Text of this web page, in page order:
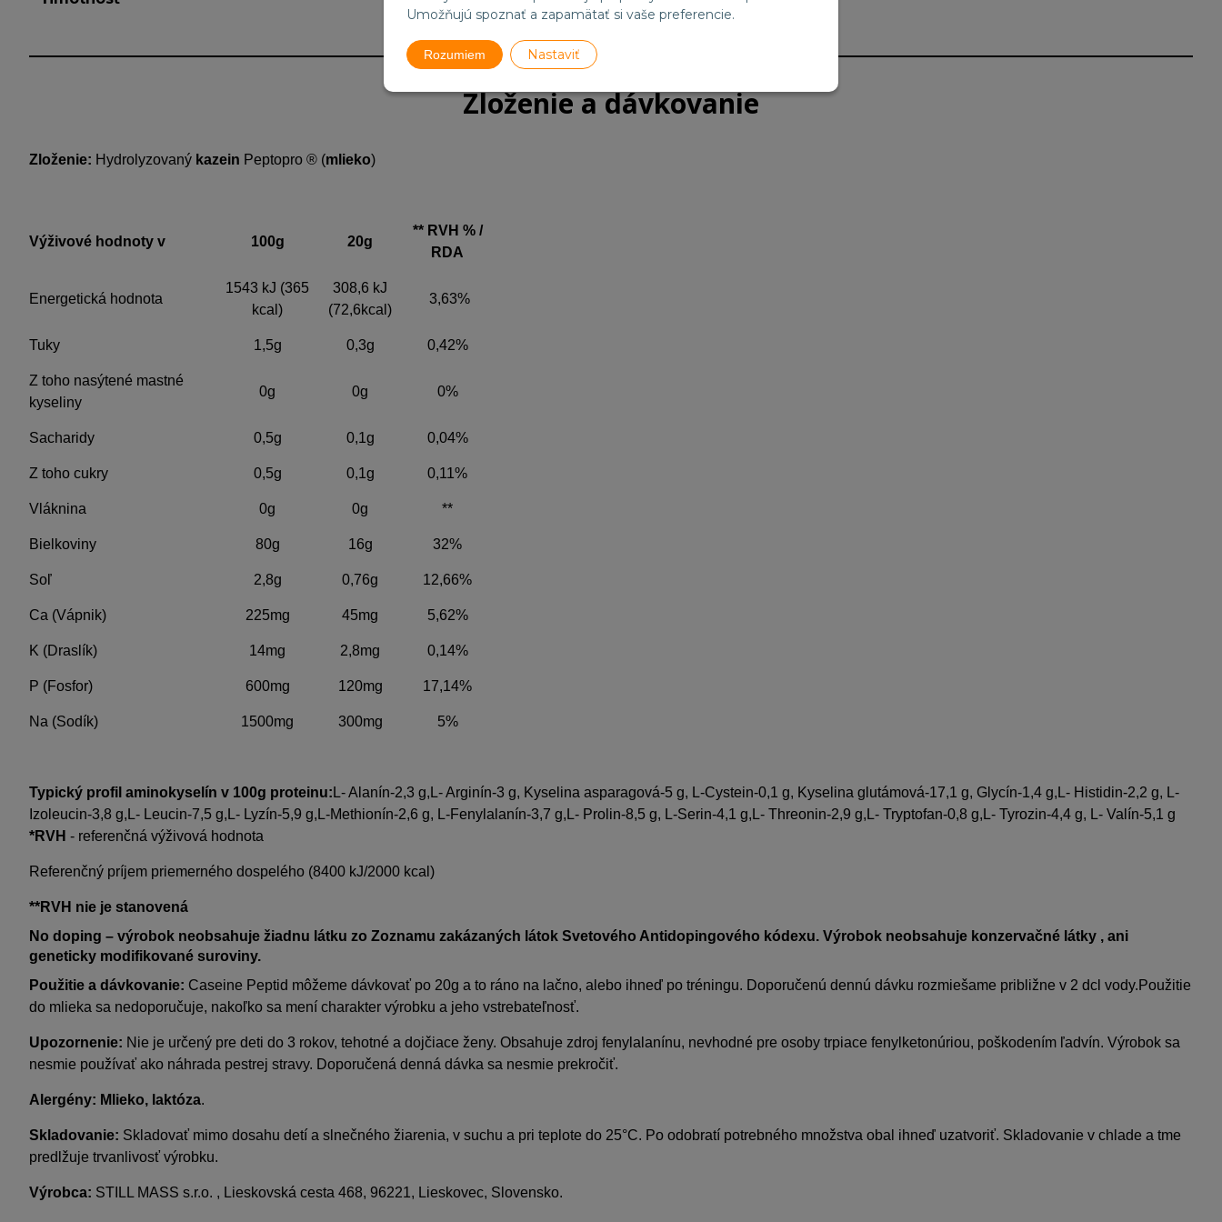
Umožňujú spoznať a zapamätať si vaše preferencie.
Rozumiem Nastaviť
Zloženie a dávkovanie
Zloženie: Hydrolyzovaný kazein Peptopro ® (mlieko)
Výživové hodnoty v 100g 20g
** RVH % /
RDA
Energetická hodnota
1543 kJ (365
kcal)
308,6 kJ
(72,6kcal)
3,63%
Tuky 1,5g 0,3g 0,42%
Z toho nasýtené mastné
kyseliny
0g 0g 0%
Sacharidy 0,5g 0,1g 0,04%
Z toho cukry 0,5g 0,1g 0,11%
Vláknina 0g 0g **
Bielkoviny 80g 16g 32%
Soľ 2,8g 0,76g 12,66%
Ca (Vápnik) 225mg 45mg 5,62%
K (Draslík) 14mg 2,8mg 0,14%
P (Fosfor) 600mg 120mg 17,14%
Na (Sodík) 1500mg 300mg 5%
Typický profil aminokyselín v 100g proteinu: L- Alanín-2,3 g,L- Arginín-3 g, Kyselina asparagová-5 g, L-Cystein-0,1 g, Kyselina glutámová-17,1 g, Glycín-1,4 g,L- Histidin-2,2 g, L-
Izoleucin-3,8 g,L- Leucin-7,5 g,L- Lyzín-5,9 g,L-Methionín-2,6 g, L-Fenylalanín-3,7 g,L- Prolin-8,5 g, L-Serin-4,1 g,L- Threonin-2,9 g,L- Tryptofan-0,8 g,L- Tyrozin-4,4 g, L- Valín-5,1 g
*RVH - referenčná výživová hodnota
Referenčný príjem priemerného dospelého (8400 kJ/2000 kcal)
**RVH nie je stanovená
No doping – výrobok neobsahuje žiadnu látku zo Zoznamu zakázaných látok Svetového Antidopingového kódexu. Výrobok neobsahuje konzervačné látky , ani
geneticky modifikované suroviny.
Použitie a dávkovanie: Caseine Peptid môžeme dávkovať po 20g a to ráno na lačno, alebo ihneď po tréningu. Doporučenú dennú dávku rozmiešame približne v 2 dcl vody.Použitie
do mlieka sa nedoporučuje, nakoľko sa mení charakter výrobku a jeho vstrebateľnosť.
Upozornenie: Nie je určený pre deti do 3 rokov, tehotné a dojčiace ženy. Obsahuje zdroj fenylalanínu, nevhodné pre osoby trpiace fenylketonúriou, poškodením ľadvín. Výrobok sa
nesmie používať ako náhrada pestrej stravy. Doporučená denná dávka sa nesmie prekročiť.
Alergény: M lieko, laktóza.
Skladovanie: Skladovať mimo dosahu detí a slnečného žiarenia, v suchu a pri teplote do 25°C. Po odobratí potrebného množstva obal ihneď uzatvoriť. Skladovanie v chlade a tme
predlžuje trvanlivosť výrobku.
Výrobca: STILL MASS s.r.o. , Lieskovská cesta 468, 96221, Lieskovec, Slovensko.